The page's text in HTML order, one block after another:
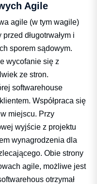
Agile
agile (w tym wagile)
długotrwałym i
sporem sądowym.
wycofanie się z
ze stron.
softwarehouse
Współpraca się
miejscu. Przy
wyjście z projektu
wynagrodzenia dla
Obie strony
agile, możliwe jest
otrzymał